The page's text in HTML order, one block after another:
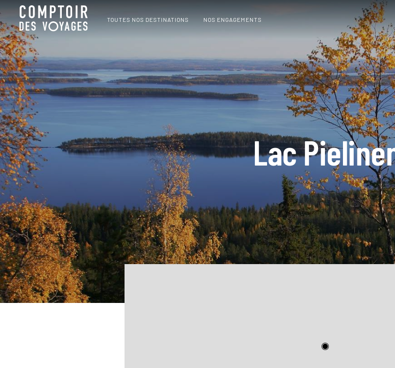
TOUTES NOS DESTINATIONS NOS ENGAGEMENTS
Lac